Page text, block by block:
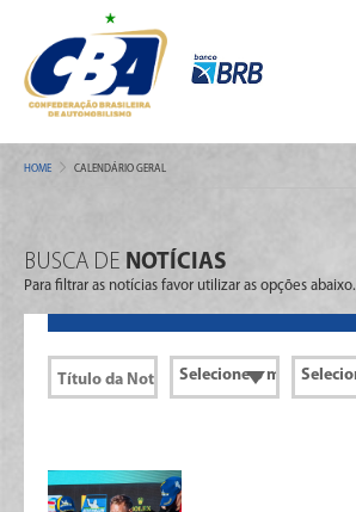
HOME CALENDÁRIO GERAL
BUSCA DE NOTÍCIAS
Para filtrar as notícias favor utilizar as opções abaixo.